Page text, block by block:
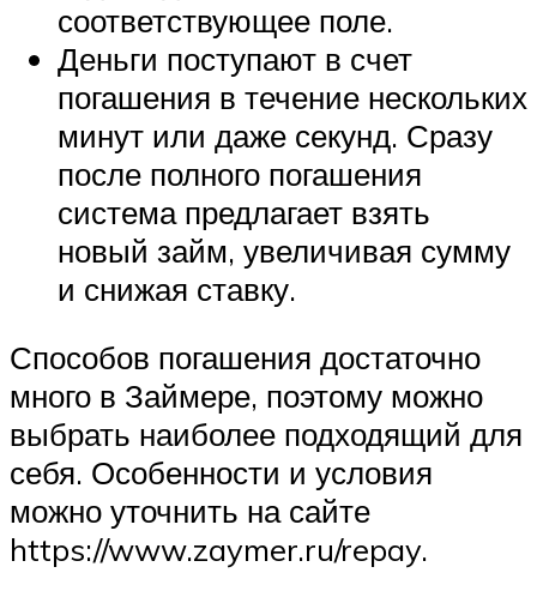
соответствующее поле.
Деньги поступают в счет
погашения в течение нескольких
минут или даже секунд. Сразу
после полного погашения
система предлагает взять
новый займ, увеличивая сумму
и снижая ставку.
Способов погашения достаточно
много в Займере, поэтому можно
выбрать наиболее подходящий для
себя. Особенности и условия
можно уточнить на сайте
https://www.zaymer.ru/repay.